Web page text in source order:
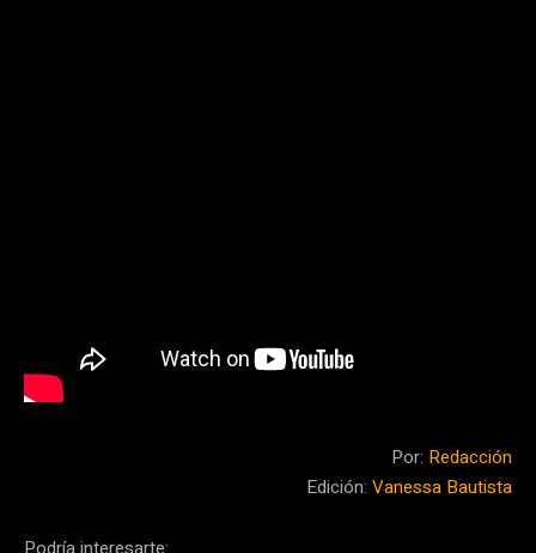
Por: Redacción
Edición: Vanessa Bautista